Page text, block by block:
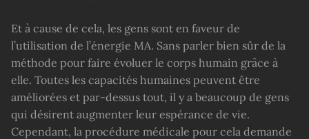
Et à cause de cela, les gens sont en faveur de
l’utilisation de l’énergie MA. Sans parler bien sûr de la
méthode pour faire évoluer le corps humain grâce à
elle. Toutes les capacités humaines peuvent être
améliorées et par-dessus tout, il y a beaucoup de gens
qui désirent augmenter leur espérance de vie.
Cependant, la procédure médicale pour cela demande